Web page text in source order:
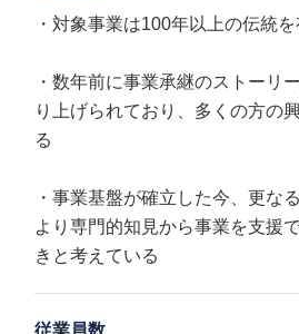
・対象事業は100年以上の伝統
・数年前に事業承継のストーリ
り上げられており、多くの方の
る
・事業基盤が確立した今、更な
より専門的知見から事業を支援
きと考えている
従業員数